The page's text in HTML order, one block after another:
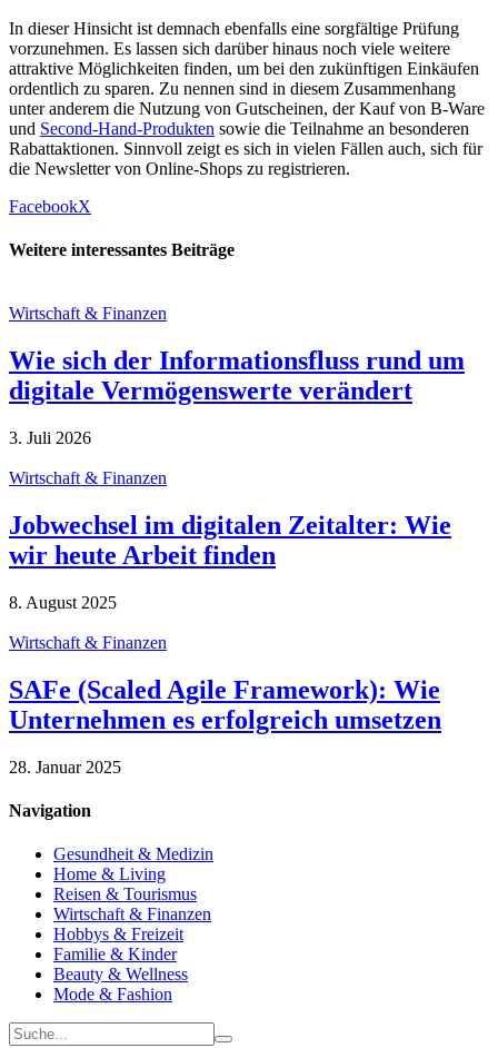
In dieser Hinsicht ist demnach ebenfalls eine sorgfältige Prüfung
vorzunehmen. Es lassen sich darüber hinaus noch viele weitere
attraktive Möglichkeiten finden, um bei den zukünftigen Einkäufen
ordentlich zu sparen. Zu nennen sind in diesem Zusammenhang
unter anderem die Nutzung von Gutscheinen, der Kauf von B-Ware
und Second-Hand-Produkten sowie die Teilnahme an besonderen
Rabattaktionen. Sinnvoll zeigt es sich in vielen Fällen auch, sich für
die Newsletter von Online-Shops zu registrieren.
FacebookX
Weitere interessantes Beiträge
Wirtschaft & Finanzen
Wie sich der Informationsfluss rund um
digitale Vermögenswerte verändert
3. Juli 2026
Wirtschaft & Finanzen
Jobwechsel im digitalen Zeitalter: Wie
wir heute Arbeit finden
8. August 2025
Wirtschaft & Finanzen
SAFe (Scaled Agile Framework): Wie
Unternehmen es erfolgreich umsetzen
28. Januar 2025
Navigation
Gesundheit & Medizin
Home & Living
Reisen & Tourismus
Wirtschaft & Finanzen
Hobbys & Freizeit
Familie & Kinder
Beauty & Wellness
Mode & Fashion